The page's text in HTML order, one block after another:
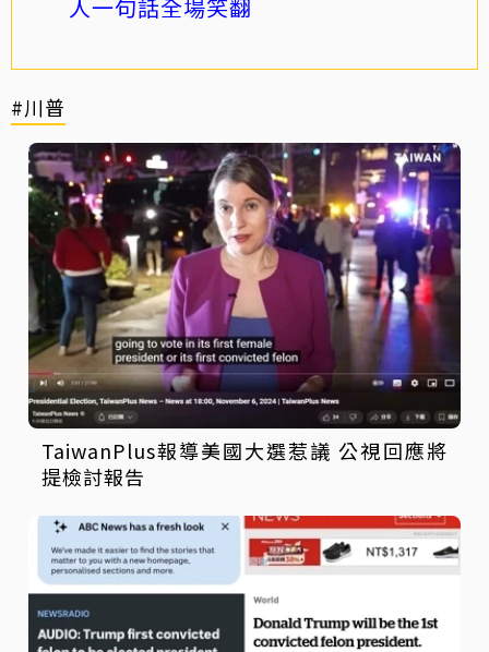
人一句話全場笑翻
#川普
TaiwanPlus報導美國大選惹議 公視回應將
提檢討報告